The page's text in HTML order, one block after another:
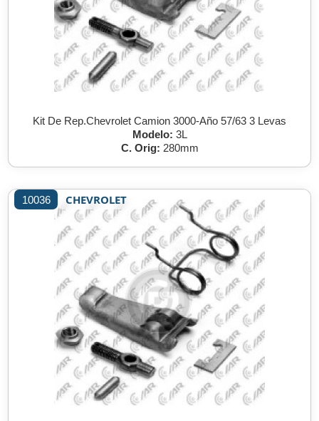
Kit De Rep.Chevrolet Camion 3000-Año 57/63 3 Levas
Modelo: 3L
C. Orig: 280mm
10036 CHEVROLET